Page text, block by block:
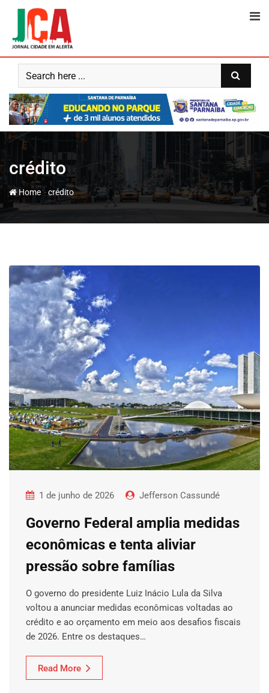
content
crédito
Home-crédito
1 de junho de 2026 Jefferson Cassundé
Governo Federal amplia medidas
econômicas e tenta aliviar
pressão sobre famílias
O governo do presidente Luiz Inácio Lula da Silva
voltou a anunciar medidas econômicas voltadas ao
crédito e ao orçamento em meio aos desafios fiscais
de 2026. Entre os destaques…
Read More